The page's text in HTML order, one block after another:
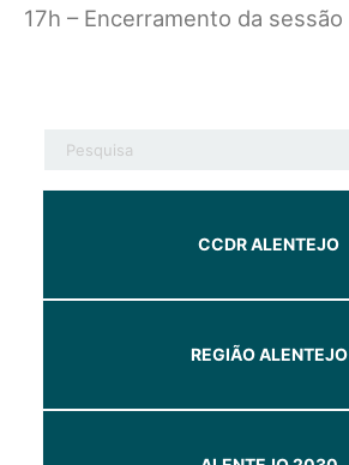
17h – Encerramento da sessão
CCDR ALENTEJO
REGIÃO ALENTEJO